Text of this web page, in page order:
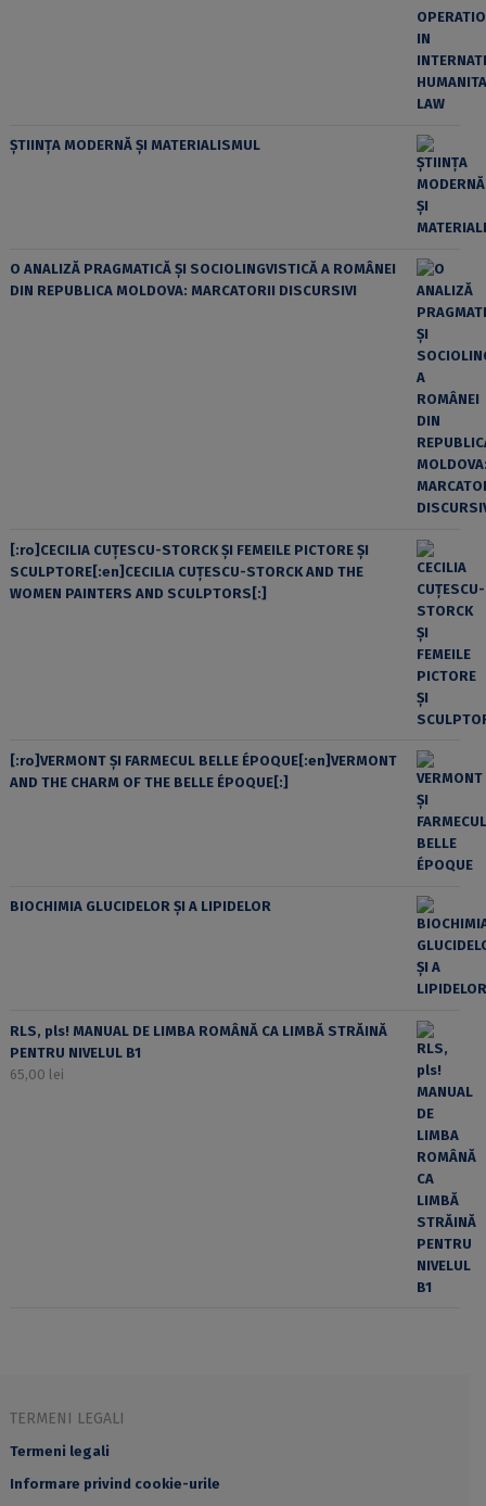
ȘTIINȚA MODERNĂ ȘI MATERIALISMUL
O ANALIZĂ PRAGMATICĂ ȘI SOCIOLINGVISTICĂ A ROMÂNEI
DIN REPUBLICA MOLDOVA: MARCATORII DISCURSIVI
[:ro]CECILIA CUŢESCU-STORCK ŞI FEMEILE PICTORE ŞI
SCULPTORE[:en]CECILIA CUŢESCU-STORCK AND THE
WOMEN PAINTERS AND SCULPTORS[:]
[:ro]VERMONT ȘI FARMECUL BELLE ÉPOQUE[:en]VERMONT
AND THE CHARM OF THE BELLE ÉPOQUE[:]
BIOCHIMIA GLUCIDELOR ȘI A LIPIDELOR
RLS, pls! MANUAL DE LIMBA ROMÂNĂ CA LIMBĂ STRĂINĂ
PENTRU NIVELUL B1
65,00 lei
TERMENI LEGALI
Termeni legali
Informare privind cookie-urile